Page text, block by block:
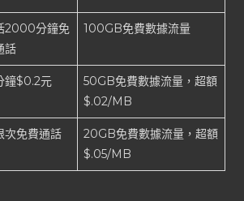
2000分鐘免
話
100GB免費數據流量
鐘$0.2元
50GB免費數據流量，超額
$.02/MB
次免費通話
20GB免費數據流量，超額
$.05/MB